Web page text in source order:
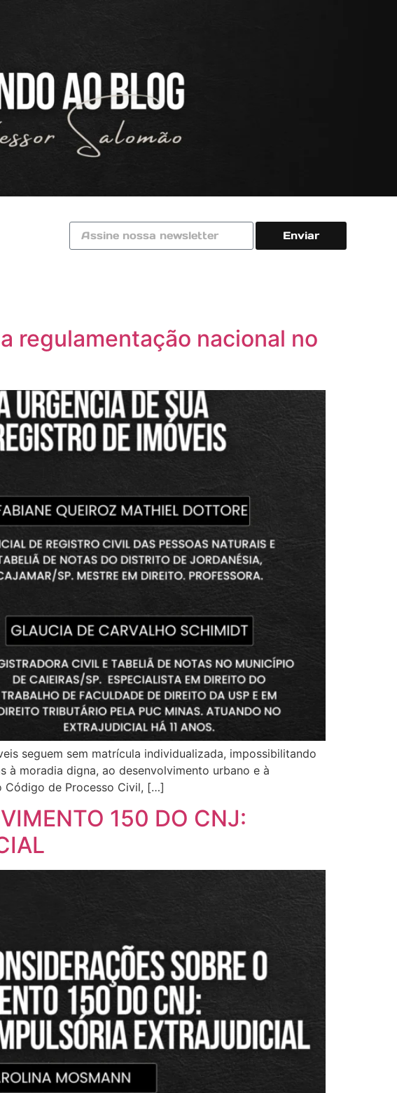
Enviar
regulamentação nacional no
seguem sem matrícula individualizada, impossibilitando
moradia digna, ao desenvolvimento urbano e à
Código de Processo Civil, […]
150 DO CNJ: